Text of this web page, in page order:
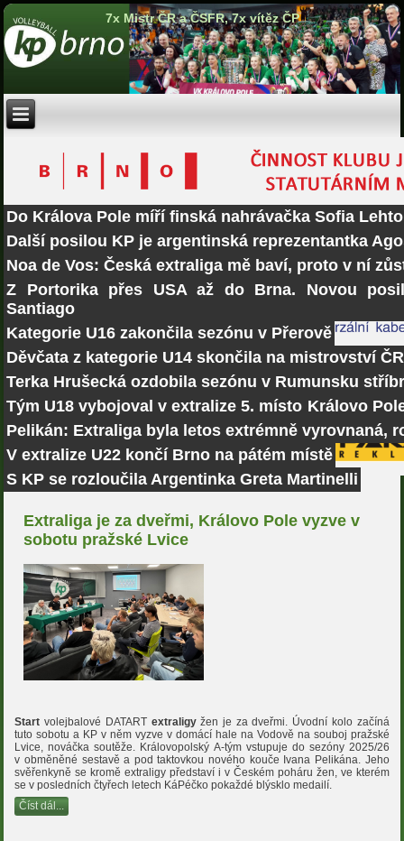
7x Mistr ČR a ČSFR, 7x vítěz ČP
Do Králova Pole míří finská nahrávačka Sofia Lehto
Další posilou KP je argentinská reprezentantka
Noa de Vos: Česká extraliga mě baví, proto v ní
Z Portorika přes USA až do Brna. Novou
Santiago
Kategorie U16 zakončila sezónu v Přerově
Děvčata z kategorie U14 skončila na mistrovství
Terka Hrušecká ozdobila sezónu v Rumunsku
Tým U18 vybojoval v extralize 5. místo Královo
Pelikán: Extraliga byla letos extrémně vyrovnaná,
V extralize U22 končí Brno na pátém místě
S KP se rozloučila Argentinka Greta Martinelli
Extraliga je za dveřmi, Královo Pole vyzve v
sobotu pražské Lvice
Start volejbalové DATART extraligyžen je za dveřmi. Úvodní kolo začíná
tuto sobotu a KP v něm vyzve v domácí hale na Vodově na souboj pražské
Lvice, nováčka soutěže. Královopolský A-tým vstupuje do sezóny 2025/26
v obměněné sestavě a pod taktovkou nového kouče Ivana Pelikána. Jeho
svěřenkyně se kromě extraligy představí i v Českém poháru žen, ve kterém
se v posledních čtyřech letech KáPéčko pokaždé blýsklo medailí.
Číst dál...